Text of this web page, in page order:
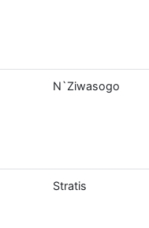
N`Ziwasogo
Stratis